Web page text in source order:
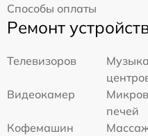
Способы оплаты
Ремонт
Телевизоров
Видеокамер
печей
Кофемашин